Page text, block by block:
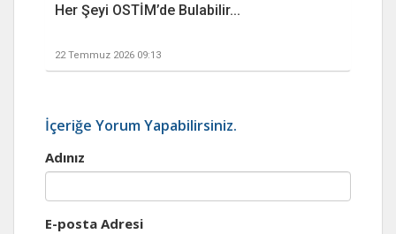
Her Şeyi OSTİM’de Bulabilir...
22 Temmuz 2026 09:13
İçeriğe Yorum Yapabilirsiniz.
Adınız
E-posta Adresi